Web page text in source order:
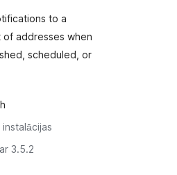
to a
addresses when
scheduled, or
3.5.2